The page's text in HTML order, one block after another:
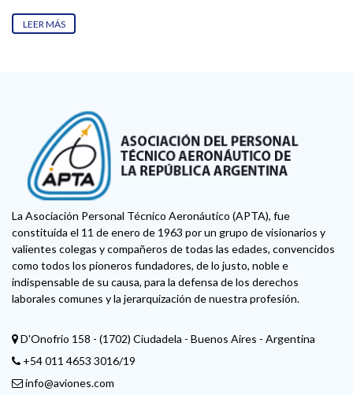
LEER MÁS
La Asociación Personal Técnico Aeronáutico (APTA), fue
constituida el 11 de enero de 1963 por un grupo de visionarios y
valientes colegas y compañeros de todas las edades, convencidos
como todos los pioneros fundadores, de lo justo, noble e
indispensable de su causa, para la defensa de los derechos
laborales comunes y la jerarquización de nuestra profesión.
D'Onofrio 158 - (1702) Ciudadela - Buenos Aires - Argentina
+54 011 4653 3016/19
info@aviones.com